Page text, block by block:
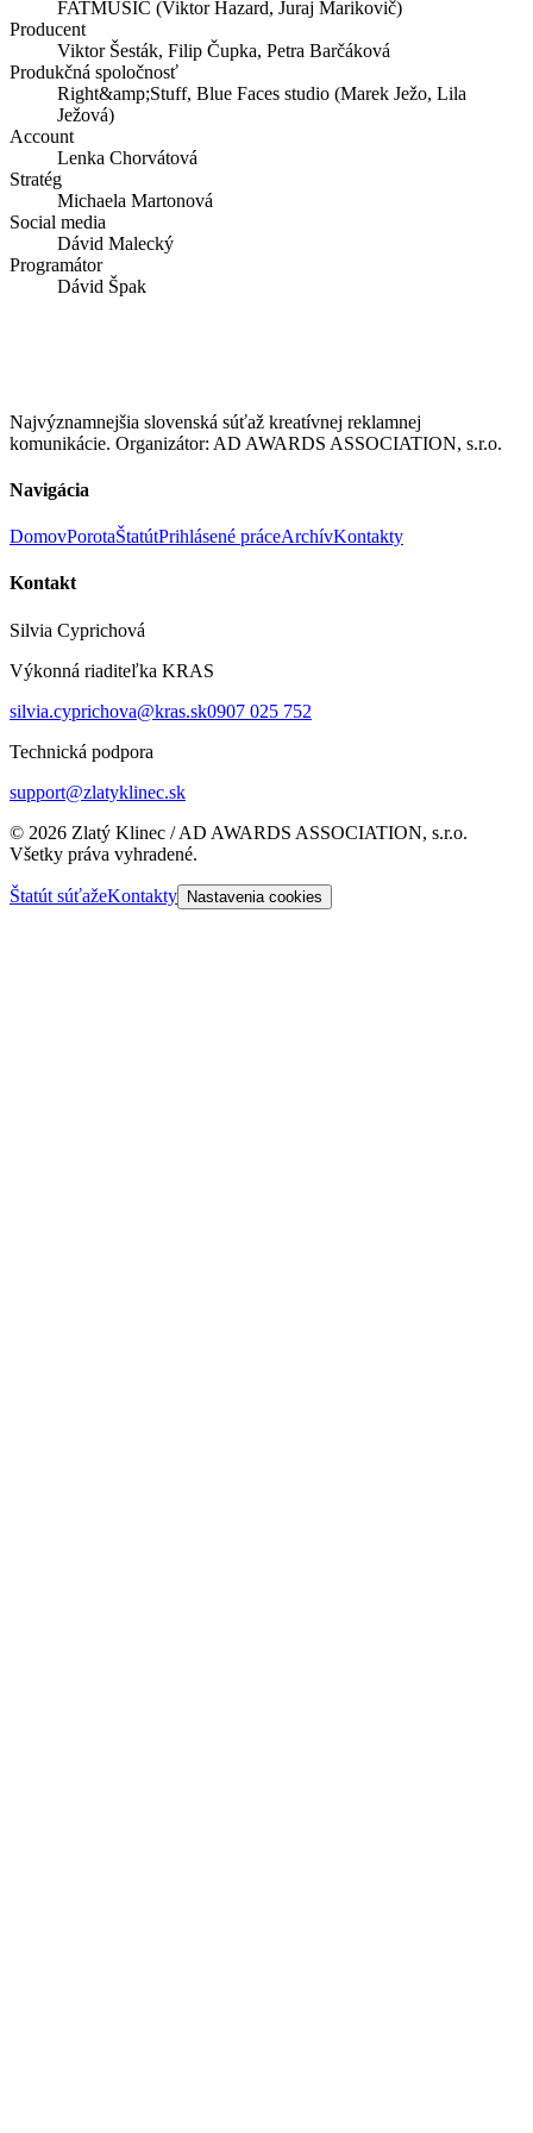
FATMUSIC (Viktor Hazard, Juraj Marikovič)
Producent
Viktor Šesták, Filip Čupka, Petra Barčáková
Produkčná spoločnosť
Right&amp;Stuff, Blue Faces studio (Marek Ježo, Lila
Ježová)
Account
Lenka Chorvátová
Stratég
Michaela Martonová
Social media
Dávid Malecký
Programátor
Dávid Špak
Najvýznamnejšia slovenská súťaž kreatívnej reklamnej
komunikácie. Organizátor: AD AWARDS ASSOCIATION, s.r.o.
Navigácia
DomovPorotaŠtatútPrihlásené práceArchívKontakty
Kontakt
Silvia Cyprichová
Výkonná riaditeľka KRAS
silvia.cyprichova@kras.sk0907 025 752
Technická podpora
support@zlatyklinec.sk
© 2026 Zlatý Klinec / AD AWARDS ASSOCIATION, s.r.o.
Všetky práva vyhradené.
Štatút súťažeKontakty Nastavenia cookies